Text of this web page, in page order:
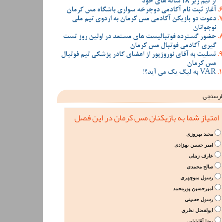
آغاز ثبت نام آکادمی دوچرخه سواری باشگاه مس کرمان
دعوت دو بازیکن آکادمی مس کرمان به اردوی تیم ملی
نوجوانان
حضور گسترده فوتبالیست های مستعد در اولین روز تست
گیری آکادمی فوتبال مس کرمان
تسلیت به آقای نوروزپور از اعضای کادر پزشکی تیم فوتبال
مس کرمان
VAR به لیگ یک می آید؟!
امتیاز شما به بازیکنان مس کرمان در این فصل
مجید بهروزی
امیر حسین بهزادی
عارف زینلی
صالح محمدی
رسول منوچهری
امیرحسین پورمحمد
رسول حسینی
ابولفضل نظری